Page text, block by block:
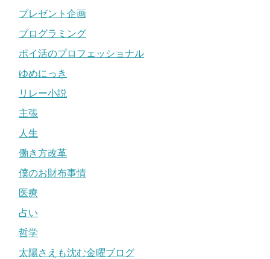
プレゼント企画
プログラミング
ポイ活のプロフェッショナル
ゆめにっき
リレー小説
主張
人生
働き方改革
僕のお財布事情
医療
占い
哲学
太陽さえも沈む金曜ブログ